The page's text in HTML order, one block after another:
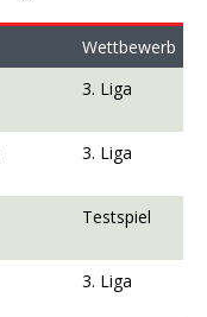
Wettbewerb
3. Liga
3. Liga
Testspiel
3. Liga